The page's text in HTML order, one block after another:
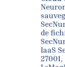
de
IaaS